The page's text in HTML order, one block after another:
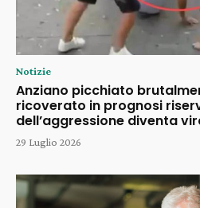
Notizie
Anziano picchiato
ricoverato in prognosi
dell’aggressione diventa
29 Luglio 2026